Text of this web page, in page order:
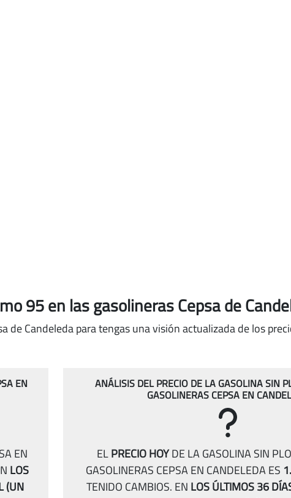
95en las gasolineras Cepsa de
de Candeleda para tengas una visión actualizada de los
EN
EN
LOS
(UN
ANÁLISIS DEL PRECIO DE LA GASOLINA SIN
GASOLINERAS CEPSA EN
ELPRECIO HOYDE LA GASOLINA SIN
GASOLINERAS CEPSA EN CANDELEDA ES
TENIDO CAMBIOS. EN LOS ÚLTIMOS 36